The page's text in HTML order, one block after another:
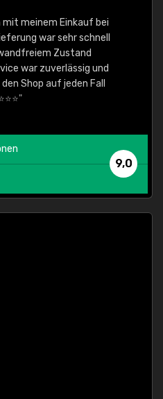
meinem Einkauf bei
war sehr schnell
Zustand
war zuverlässig und
Shop auf jeden Fall
9,0